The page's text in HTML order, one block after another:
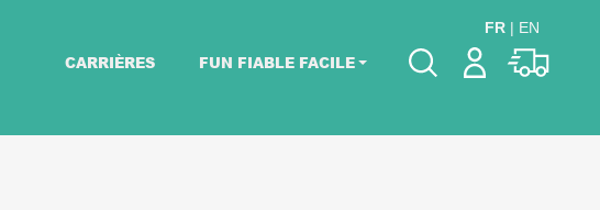
CARRIÈRES FUN FIABLE FACILE
FR| EN